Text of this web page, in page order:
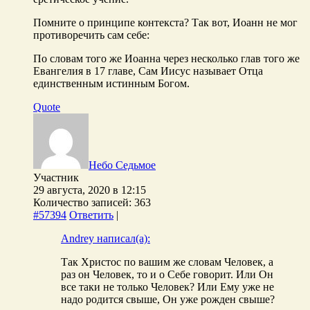
Помните о принципе контекста? Так вот, Иоанн не мог
противоречить сам себе:
По словам того же Иоанна через несколько глав того же
Евангелия в 17 главе, Сам Иисус называет Отца
единственным истинным Богом.
Quote
Небо Седьмое
Участник
29 августа, 2020 в 12:15
Количество записей: 363
#57394 Ответить |
Andrey написал(а):
Так Христос по вашим же словам Человек, а
раз он Человек, то и о Себе говорит. Или Он
все таки не только Человек? Или Ему уже не
надо родится свыше, Он уже рожден свыше?